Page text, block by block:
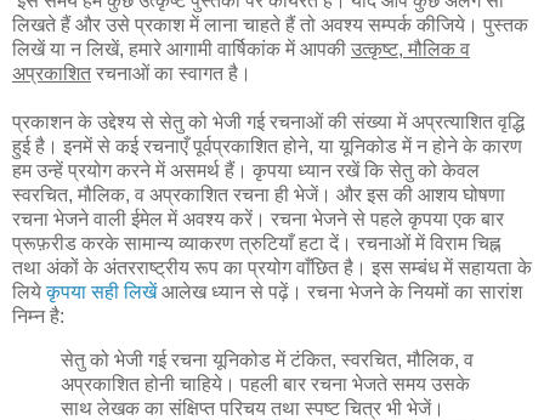
लिखते हैं और उसे प्रकाश में लाना चाहते हैं तो अवश्य सम्पर्क कीजिये। पुस्तक
लिखें या न लिखें, हमारे आगामी वार्षिकांक में आपकी उत्कृष्ट, मौलिक व
अप्रकाशितरचनाओं का स्वागत है।
प्रकाशन के उद्देश्य से सेतु को भेजी गई रचनाओं की संख्या में अप्रत्याशित वृद्धि
हुई है। इनमें से कई रचनाएँ पूर्वप्रकाशित होने, या यूनिकोड में न होने के कारण
हम उन्हें प्रयोग करने में असमर्थ हैं। कृपया ध्यान रखें कि सेतु को केवल
स्वरचित, मौलिक, व अप्रकाशित रचना ही भेजें। और इस की आशय घोषणा
रचना भेजने वाली ईमेल में अवश्य करें। रचना भेजने से पहले कृपया एक बार
प्रूफ़रीड करके सामान्य व्याकरण त्रुटियाँ हटा दें। रचनाओं में विराम चिह्न
तथा अंकों के अंतरराष्ट्रीय रूप का प्रयोग वाँछित है। इस सम्बंध में सहायता के
लियेकृपया सही लिखेंआलेख ध्यान से पढ़ें। रचना भेजने के नियमों का सारांश
निम्न है:
सेतु को भेजी गई रचना यूनिकोड में टंकित, स्वरचित, मौलिक, व
अप्रकाशित होनी चाहिये। पहली बार रचना भेजते समय उसके
साथ लेखक का संक्षिप्त परिचय तथा स्पष्ट चित्र भी भेजें।